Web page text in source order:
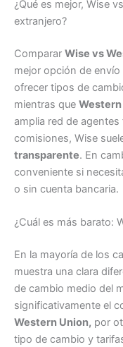
¿Qué es mejor, Wise
extranjero?
Comparar Wise vs
mejor opción de
ofrecer tipos de
mientras que
amplia red de
comisiones, Wise
transparente. En
conveniente si
o sin cuenta bancaria.
¿Cuál es más barato:
En la mayoría de los
muestra una clara
de cambio medio del
significativamente el
Western Union, por
tipo de cambio y